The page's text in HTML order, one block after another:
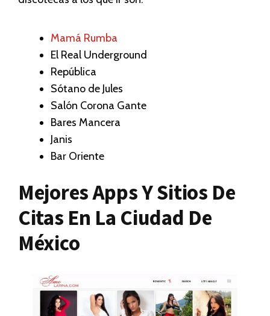
Mamá Rumba
El Real Underground
República
Sótano de Jules
Salón Corona Gante
Bares Mancera
Janis
Bar Oriente
Mejores Apps Y Sitios De
Citas En La Ciudad De
México